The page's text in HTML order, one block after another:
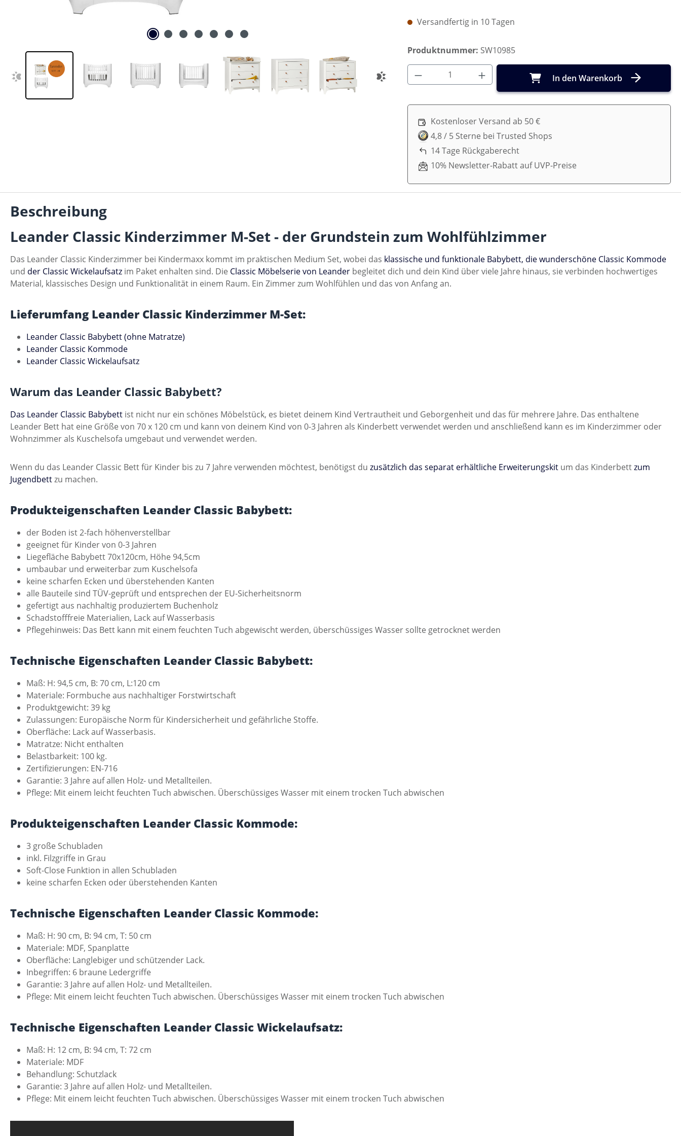
Versandfertig in 10 Tagen
Produktnummer: SW10985
Produkt Anzahl: Gib den gewünschten Wert
In den Warenkorb
Kostenloser Versand ab 50 €
4,8 / 5 Sterne bei Trusted Shops
14 Tage Rückgaberecht
10% Newsletter-Rabatt auf UVP-Preise
Beschreibung
Leander Classic Kinderzimmer M-Set - der Grundstein zum Wohlfühlzimmer
Das Leander Classic Kinderzimmer bei Kindermaxx kommt im praktischen Medium Set, wobei das klassische und funktionale Babybett, die wunderschöne Classic Kommode
und der Classic Wickelaufsatz im Paket enhalten sind. Die Classic Möbelserie von Leander begleitet dich und dein Kind über viele Jahre hinaus, sie verbinden hochwertiges
Material, klassisches Design und Funktionalität in einem Raum. Ein Zimmer zum Wohlfühlen und das von Anfang an.
Lieferumfang Leander Classic Kinderzimmer M-Set:
Leander Classic Babybett (ohne Matratze)
Leander Classic Kommode
Leander Classic Wickelaufsatz
Warum das Leander Classic Babybett?
Das Leander Classic Babybett ist nicht nur ein schönes Möbelstück, es bietet deinem Kind Vertrautheit und Geborgenheit und das für mehrere Jahre. Das enthaltene
Leander Bett hat eine Größe von 70 x 120 cm und kann von deinem Kind von 0-3 Jahren als Kinderbett verwendet werden und anschließend kann es im Kinderzimmer oder
Wohnzimmer als Kuschelsofa umgebaut und verwendet werden.
Wenn du das Leander Classic Bett für Kinder bis zu 7 Jahre verwenden möchtest, benötigst du zusätzlich das separat erhältliche Erweiterungskit um das Kinderbettzum
Jugendbettzu machen.
Produkteigenschaften Leander Classic Babybett:
der Boden ist 2-fach höhenverstellbar
geeignet für Kinder von 0-3 Jahren
Liegefläche Babybett 70x120cm, Höhe 94,5cm
umbaubar und erweiterbar zum Kuschelsofa
keine scharfen Ecken und überstehenden Kanten
alle Bauteile sind TÜV-geprüft und entsprechen der EU-Sicherheitsnorm
gefertigt aus nachhaltig produziertem Buchenholz
Schadstofffreie Materialien, Lack auf Wasserbasis
Pflegehinweis: Das Bett kann mit einem feuchten Tuch abgewischt werden, überschüssiges Wasser sollte getrocknet werden
Technische Eigenschaften Leander Classic Babybett:
Maß: H: 94,5 cm, B: 70 cm, L:120 cm
Materiale: Formbuche aus nachhaltiger Forstwirtschaft
Produktgewicht: 39 kg
Zulassungen: Europäische Norm für Kindersicherheit und gefährliche Stoffe.
Oberfläche: Lack auf Wasserbasis.
Matratze: Nicht enthalten
Belastbarkeit: 100 kg.
Zertifizierungen: EN-716
Garantie: 3 Jahre auf allen Holz- und Metallteilen.
Pflege: Mit einem leicht feuchten Tuch abwischen. Überschüssiges Wasser mit einem trocken Tuch abwischen
Produkteigenschaften Leander Classic Kommode:
3 große Schubladen
inkl. Filzgriffe in Grau
Soft-Close Funktion in allen Schubladen
keine scharfen Ecken oder überstehenden Kanten
Technische Eigenschaften Leander Classic Kommode:
Maß: H: 90 cm, B: 94 cm, T: 50 cm
Materiale: MDF, Spanplatte
Oberfläche: Langlebiger und schützender Lack.
Inbegriffen: 6 braune Ledergriffe
Garantie: 3 Jahre auf allen Holz- und Metallteilen.
Pflege: Mit einem leicht feuchten Tuch abwischen. Überschüssiges Wasser mit einem trocken Tuch abwischen
Technische Eigenschaften Leander Classic Wickelaufsatz:
Maß: H: 12 cm, B: 94 cm, T: 72 cm
Materiale: MDF
Behandlung: Schutzlack
Garantie: 3 Jahre auf allen Holz- und Metallteilen.
Pflege: Mit einem leicht feuchten Tuch abwischen. Überschüssiges Wasser mit einem trocken Tuch abwischen